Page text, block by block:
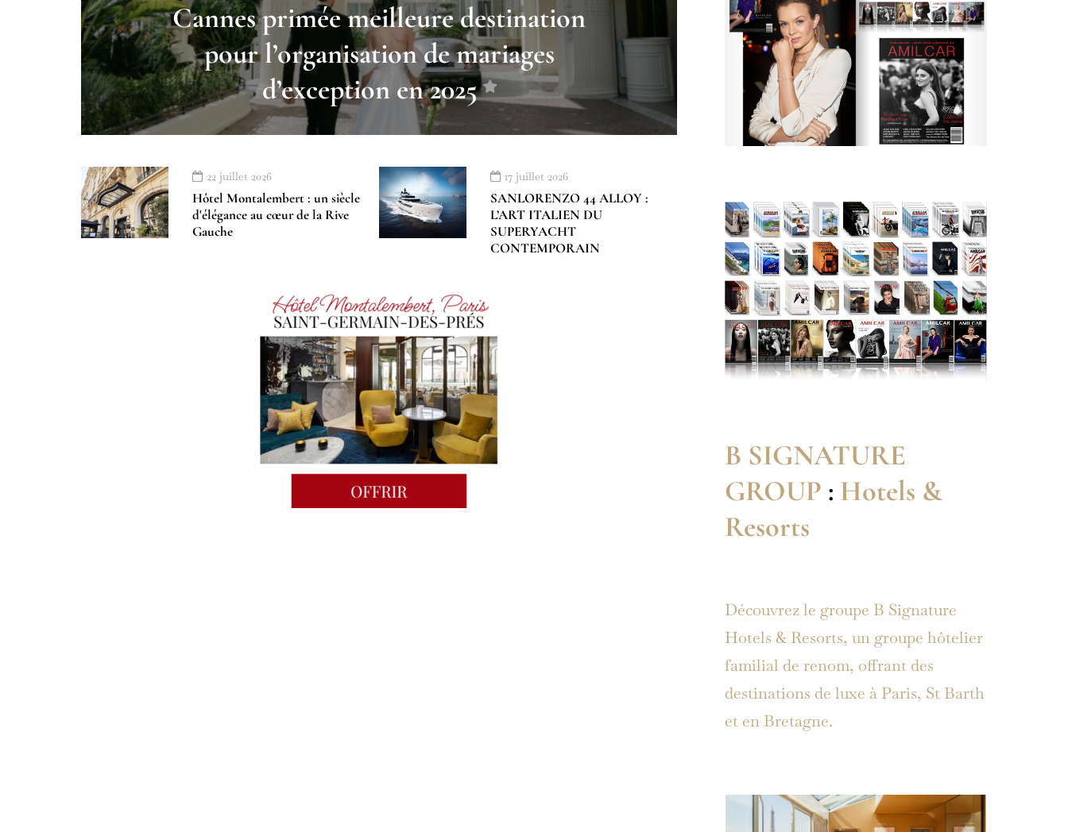
Cannes primée meilleure destination
pour l’organisation de mariages
d’exception en 2025
22 juillet 2026
Hôtel Montalembert : un siècle
d'élégance au cœur de la Rive
Gauche
17 juillet 2026
SANLORENZO 44 ALLOY :
L’ART ITALIEN DU
SUPERYACHT
CONTEMPORAIN
B SIGNATURE
GROUP : Hotels &
Resorts
Découvrez le groupe B Signature
Hotels & Resorts, un groupe hôtelier
familial de renom, offrant des
destinations de luxe à Paris, St Barth
et en Bretagne.